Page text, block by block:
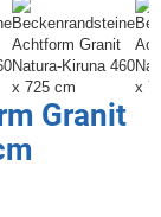
Granit